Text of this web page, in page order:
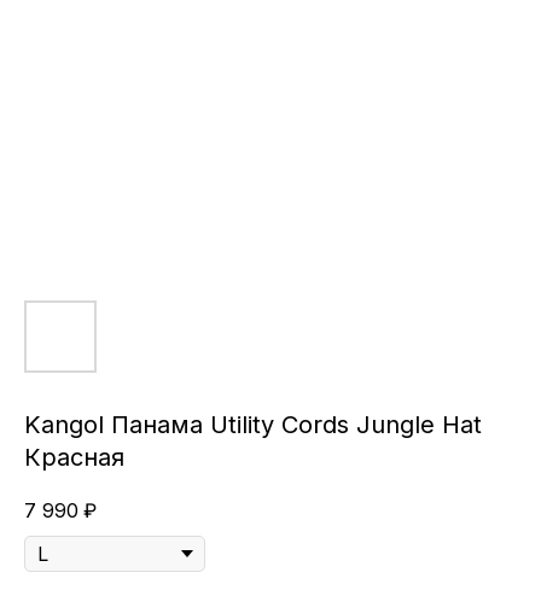
Kangol Панама Utility Cords Jungle Hat
Красная
7 990 ₽